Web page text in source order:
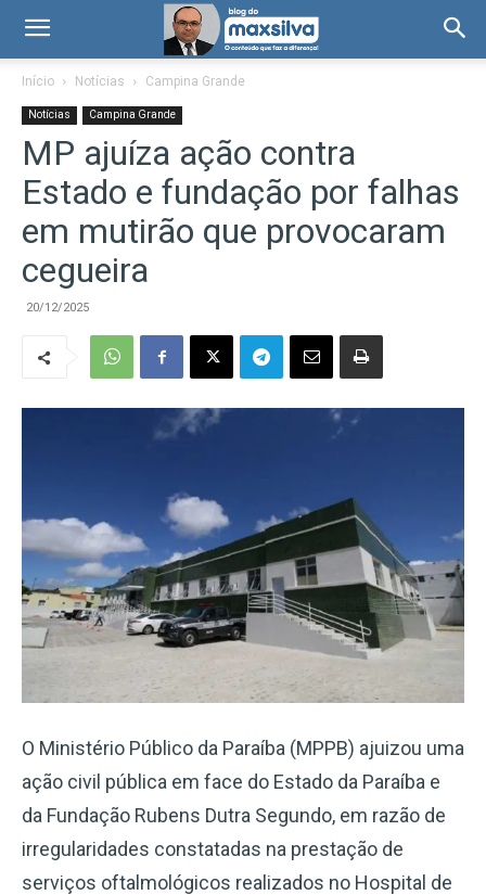
Início Notícias Campina Grande
Notícias Campina Grande
MP ajuíza ação contra
Estado e fundação por falhas
em mutirão que provocaram
cegueira
20/12/2025
O Ministério Público da Paraíba (MPPB) ajuizou uma
ação civil pública em face do Estado da Paraíba e
da Fundação Rubens Dutra Segundo, em razão de
irregularidades constatadas na prestação de
serviços oftalmológicos realizados no Hospital de